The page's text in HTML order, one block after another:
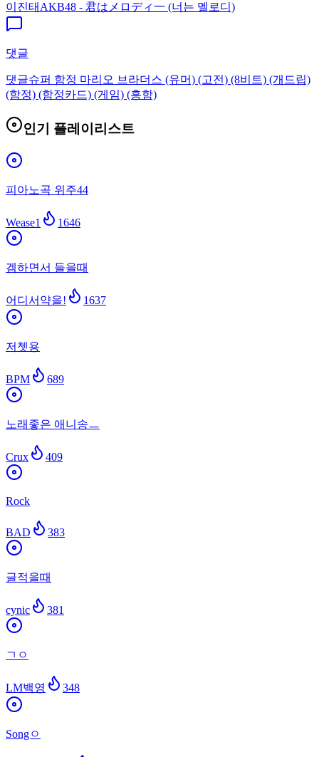
이진태 AKB48 - 君はメロディ一 (너는 멜로디)
댓글
댓글슈퍼 함정 마리오 브라더스 (유머) (고전) (8비트) (개드립)
(함정) (함정카드) (게임) (흥함)
인기 플레이리스트
피아노곡 위주44
Wease1 1646
겜하면서 들을때
어디서약을! 1637
저쳇용
BPM 689
노래좋은 애니송ㅡ
Crux 409
Rock
BAD 383
글적을때
cynic 381
ㄱㅇ
LM백영 348
Songㅇ